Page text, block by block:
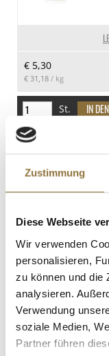
Zustimmung
Diese Webseite
Wir verwenden
personalisieren,
zu können und die
analysieren.
Verwendung
soziale Medien,
Partner führen
77 g
Eiweiß
0.3 g
Salz
0.01 g
€ 5,30
€ 31,18 / kg
St.
€ 117,61
€ 379,39/ kg
St.